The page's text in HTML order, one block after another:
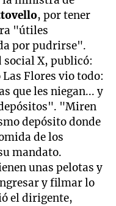
, por tener
"útiles
por pudrirse".
social X, publicó:
Flores vio todo:
que les niegan... y
"Miren
depósito donde
de los
mandato.
unas pelotas y
y filmar lo
el dirigente,